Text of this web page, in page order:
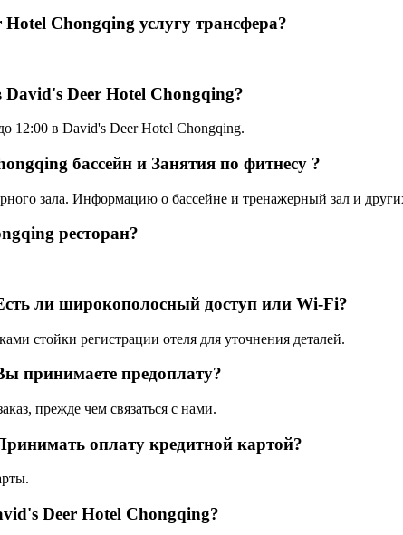
Chongqing услугу трансфера?
David's Deer Hotel Chongqing?
12:00 в David's Deer Hotel Chongqing.
бассейн и Занятия по фитнесу ?
зала. Информацию о бассейне и тренажерный зал и
ресторан?
ли широкополосный доступ или Wi-Fi?
стойки регистрации отеля для уточнения деталей.
принимаете предоплату?
прежде чем связаться с нами.
оплату кредитной картой?
Deer Hotel Chongqing?